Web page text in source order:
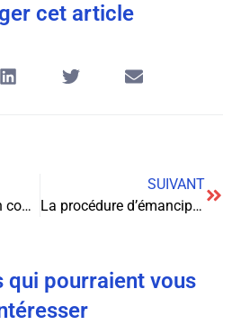
cet article
Comment rédiger un contrat ?
SUIVANT
La procédure d’émancipation d’un mineur
qui pourraient vous